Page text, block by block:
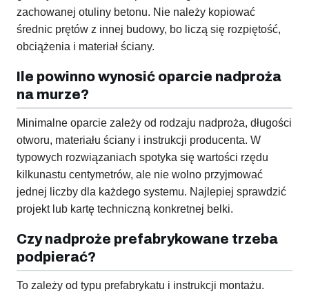
zachowanej otuliny betonu. Nie należy kopiować
średnic prętów z innej budowy, bo liczą się rozpiętość,
obciążenia i materiał ściany.
Ile powinno wynosić oparcie nadproża
na murze?
Minimalne oparcie zależy od rodzaju nadproża, długości
otworu, materiału ściany i instrukcji producenta. W
typowych rozwiązaniach spotyka się wartości rzędu
kilkunastu centymetrów, ale nie wolno przyjmować
jednej liczby dla każdego systemu. Najlepiej sprawdzić
projekt lub kartę techniczną konkretnej belki.
Czy nadproże prefabrykowane trzeba
podpierać?
To zależy od typu prefabrykatu i instrukcji montażu.